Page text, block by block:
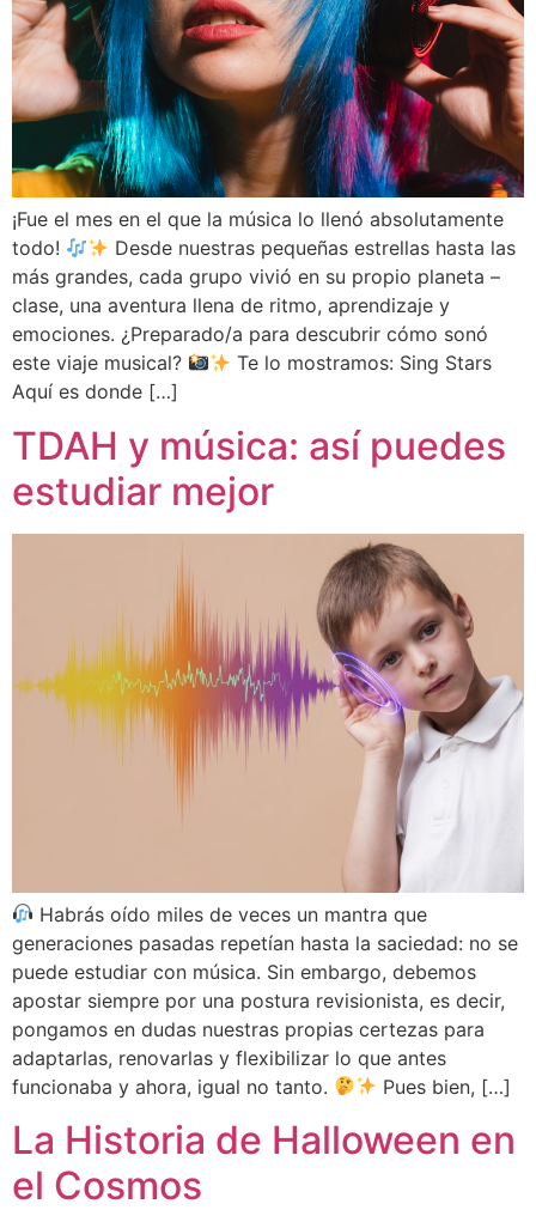
¡Fue el mes en el que la música lo llenó absolutamente
todo!
Desde nuestras pequeñas estrellas hasta las
más grandes, cada grupo vivió en su propio planeta –
clase, una aventura llena de ritmo, aprendizaje y
emociones. ¿Preparado/a para descubrir cómo sonó
este viaje musical?
Te lo mostramos: Sing Stars
Aquí es donde […]
TDAH y música: así puedes
estudiar mejor
Habrás oído miles de veces un mantra que
generaciones pasadas repetían hasta la saciedad: no se
puede estudiar con música. Sin embargo, debemos
apostar siempre por una postura revisionista, es decir,
pongamos en dudas nuestras propias certezas para
adaptarlas, renovarlas y flexibilizar lo que antes
funcionaba y ahora, igual no tanto.
Pues bien, […]
La Historia de Halloween en
el Cosmos